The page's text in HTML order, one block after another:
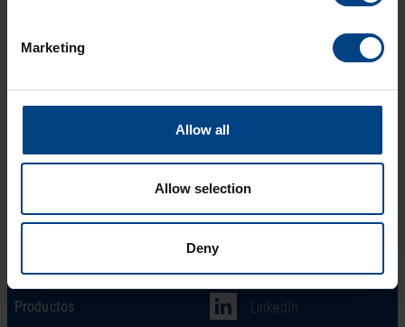
Marketing
Allow all
Allow selection
Deny
Home
Productos
LinkedIn